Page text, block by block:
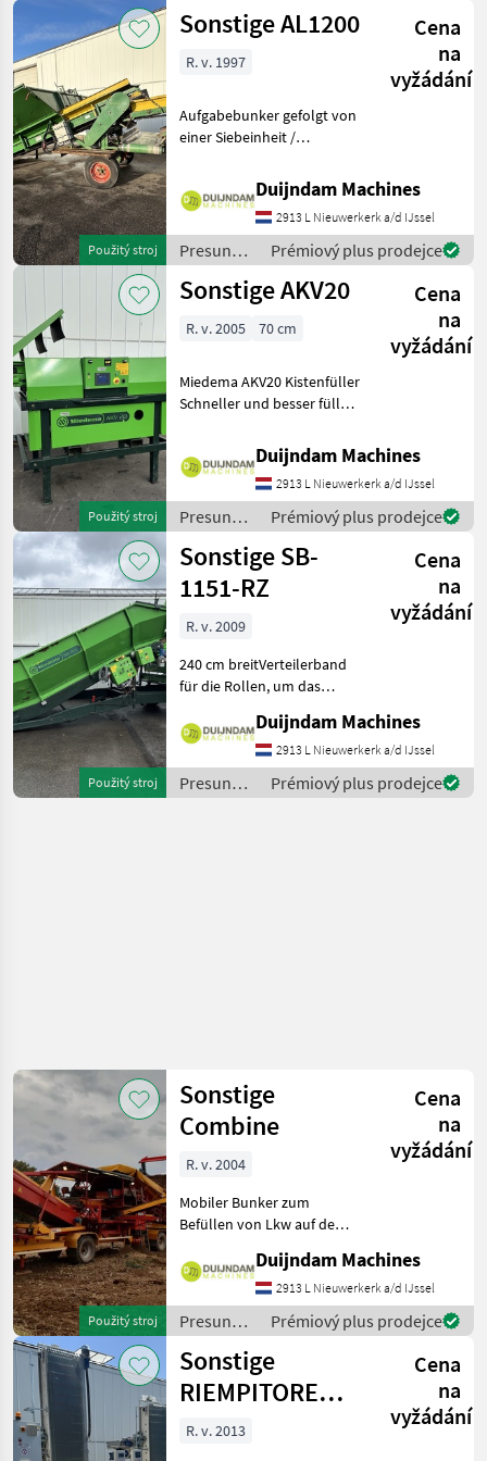
/ Sonstige
Použitý stroj
Sonstige AL1200
Cena
na
vyžádání
R. v. 1997
Aufgabebunker gefolgt von
einer Siebeinheit /
Dosierung mit einem
DosierschieberRegulierbare
GeschwindigkeitSiebkette
Querförderband Weitere
Duijndam Machines
2913 L Nieuwerkerk a/d IJssel
Presun
materiálu
/ Sonstige
Prémiový plus prodejce
Použitý stroj
Sonstige AKV20
Cena
na
vyžádání
R. v. 2005 70 cm
Miedema AKV20 Kistenfüller
Schneller und besser füllen,
zu beschädigen. Miedema
Kistenfüller: Die best
KistenfüllungBreite Band 7
Duijndam Machines
2913 L Nieuwerkerk a/d IJssel
Presun
materiálu
/ Sonstige
Prémiový plus prodejce
Použitý stroj
Sonstige SB-
1151-RZ
Cena
na
vyžádání
R. v. 2009
240 cm breitVerteilerband
für die Rollen, um das
auseinanderzuziehen6
Stahlrollen, (hier und da
eine kleine Delle)Mit
darunterliegendem
Duijndam Machines
2913 L Nieuwerkerk a/d IJssel
Presun
materiálu
Prémiový plus prodejce
Použitý stroj
Sonstige
Combine
Cena
na
vyžádání
R. v. 2004
Mobiler Bunker zum
Befüllen von Lkw auf dem
hydraulisch ausklappbar
und mit einer Plane
abgedeckt.Ausgestattet mit
Walzenreiniger.Seitliches
Bode
Duijndam Machines
2913 L Nieuwerkerk a/d IJssel
Presun
materiálu
/ Sonstige
Prémiový plus prodejce
Sonstige
RIEMPITORE
BINS RBC
Cena
na
vyžádání
R. v. 2013